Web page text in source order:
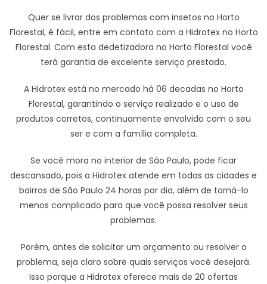
Quer se livrar dos problemas com insetos no Horto
Florestal, é fácil, entre em contato com a Hidrotex no Horto
Florestal. Com esta dedetizadora no Horto Florestal você
terá garantia de excelente serviço prestado.
A Hidrotex está no mercado há 06 decadas no Horto
Florestal, garantindo o serviço realizado e o uso de
produtos corretos, continuamente envolvido com o seu
ser e com a família completa.
Se você mora no interior de São Paulo, pode ficar
descansado, pois a Hidrotex atende em todas as cidades e
bairros de São Paulo 24 horas por dia, além de torná-lo
menos complicado para que você possa resolver seus
problemas.
Porém, antes de solicitar um orçamento ou resolver o
problema, seja claro sobre quais serviços você desejará.
Isso porque a Hidrotex oferece mais de 20 ofertas